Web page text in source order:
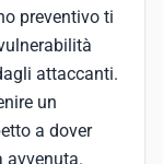
preventivo ti
attaccanti.
un
a dover
avvenuta.